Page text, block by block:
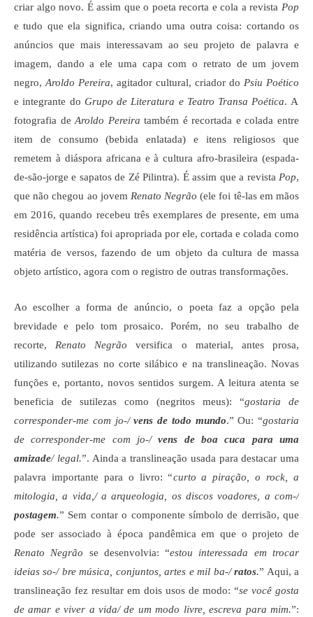
criar algo novo. É assim que o poeta recorta e cola a revista Pop
e tudo que ela significa, criando uma outra coisa: cortando os
anúncios que mais interessavam ao seu projeto de palavra e
imagem, dando a ele uma capa com o retrato de um jovem
negro, Aroldo Pereira, agitador cultural, criador do Psiu Poético
e integrante do Grupo de Literatura e Teatro Transa Poética. A
fotografia deAroldo Pereira também é recortada e colada entre
item de consumo (bebida enlatada) e itens religiosos que
remetem à diáspora africana e à cultura afro-brasileira (espada-
de-são-jorge e sapatos de Zé Pilintra). É assim que a revista Pop,
que não chegou ao jovem Renato Negrão (ele foi tê-las em mãos
em 2016, quando recebeu três exemplares de presente, em uma
residência artística) foi apropriada por ele, cortada e colada como
matéria de versos, fazendo de um objeto da cultura de massa
objeto artístico, agora com o registro de outras transformações.
Ao escolher a forma de anúncio, o poeta faz a opção pela
brevidade e pelo tom prosaico. Porém, no seu trabalho de
recorte, Renato Negrão versifica o material, antes prosa,
utilizando sutilezas no corte silábico e na translineação. Novas
funções e, portanto, novos sentidos surgem. A leitura atenta se
beneficia de sutilezas como (negritos meus): “gostaria de
corresponder-me com jo-/vens de todo mundo.” Ou: “gostaria
de corresponder-me com jo-/vens de boa cuca para uma
amizade/ legal.”. Ainda a translineação usada para destacar uma
palavra importante para o livro: “curto a piração, o rock, a
mitologia, a vida,/ a arqueologia, os discos voadores, a com-/
postagem.” Sem contar o componente símbolo de derrisão, que
pode ser associado à época pandêmica em que o projeto de
Renato Negrão se desenvolvia: “estou interessada em trocar
ideias so-/ bre música, conjuntos, artes e mil ba-/ratos.” Aqui, a
translineação fez resultar em dois usos de modo: “se você gosta
de amar e viver a vida/ de um modo livre, escreva para mim.”: